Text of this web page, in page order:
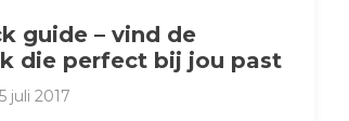
guide – vind de
die perfect bij jou past
juli 2017